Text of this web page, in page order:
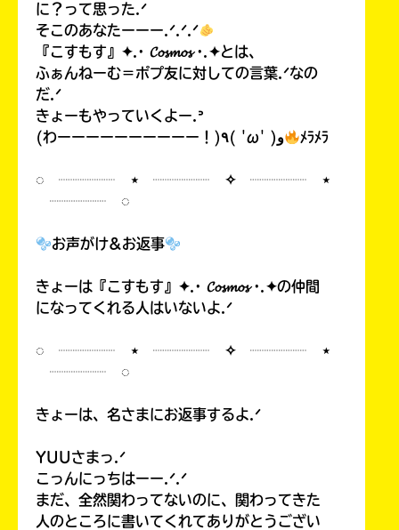
に？って思った.ᐟ
そこのあなたーーー.ᐟ.ᐟ.ᐟ
『こすもす』✦.· 𝓒𝓸𝓼𝓶𝓸𝓼 ·.✦とは、
ふぁんねーむ＝ポプ友に対しての言葉.ᐟなの
だ.ᐟ
きょーもやっていくよー.ᐣ
(わーーーーーーーーーー！)٩( 'ω' )و
ﾒﾗﾒﾗ
◌ ┈┈┈┈ ⋆ ┈┈┈┈ ✧ ┈┈┈┈ ⋆
┈┈┈┈ ◌
お声がけ&お返事
きょーは『こすもす』✦.· 𝓒𝓸𝓼𝓶𝓸𝓼 ·.✦の仲間
になってくれる人はいないよ.ᐟ
◌ ┈┈┈┈ ⋆ ┈┈┈┈ ✧ ┈┈┈┈ ⋆
┈┈┈┈ ◌
きょーは、名さまにお返事するよ.ᐟ
YUUさまっ.ᐟ
こっんにっちはーー.ᐟ.ᐟ
まだ、全然関わってないのに、関わってきた
人のところに書いてくれてありがとうござい